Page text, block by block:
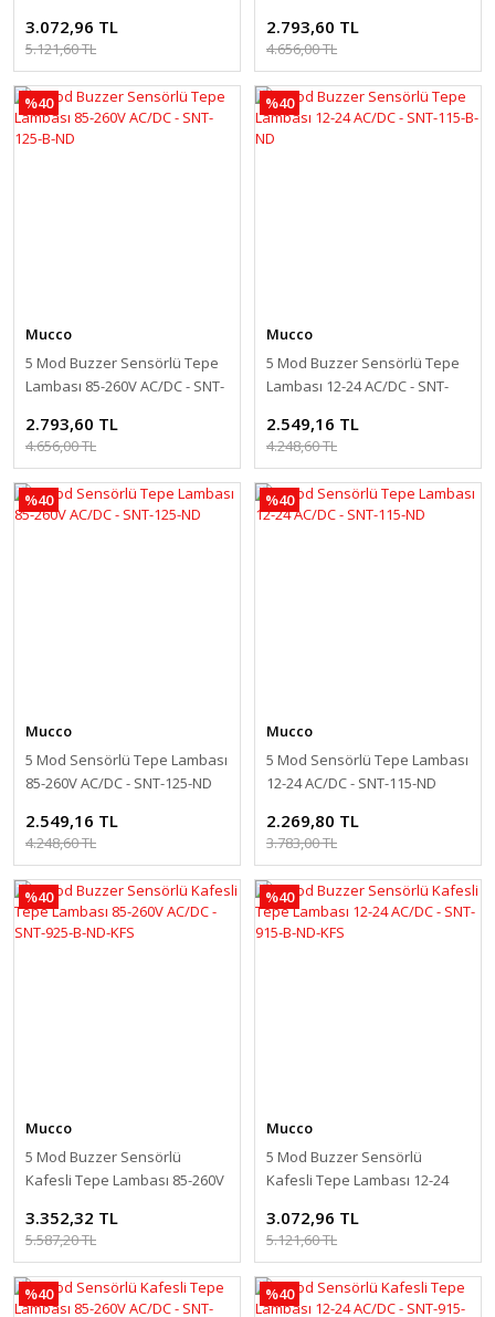
3.072,96 TL
5.121,60 TL
2.793,60 TL
4.656,00 TL
%40
Mucco
5 Mod Buzzer Sensörlü Tepe
Lambası 85-260V AC/DC - SNT-
2.793,60 TL
4.656,00 TL
%40
Mucco
5 Mod Buzzer Sensörlü Tepe
Lambası 12-24 AC/DC - SNT-
2.549,16 TL
4.248,60 TL
%40
Mucco
5 Mod Sensörlü Tepe Lambası
85-260V AC/DC - SNT-125-ND
2.549,16 TL
4.248,60 TL
%40
Mucco
5 Mod Sensörlü Tepe Lambası
12-24 AC/DC - SNT-115-ND
2.269,80 TL
3.783,00 TL
%40
Mucco
5 Mod Buzzer Sensörlü
Kafesli Tepe Lambası 85-260V
3.352,32 TL
5.587,20 TL
%40
Mucco
5 Mod Buzzer Sensörlü
Kafesli Tepe Lambası 12-24
3.072,96 TL
5.121,60 TL
%40 %40